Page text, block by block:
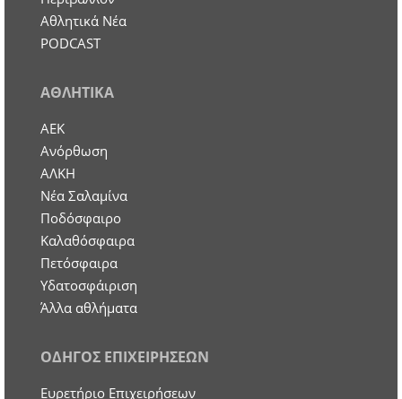
Αθλητικά Νέα
PODCAST
ΑΘΛΗΤΙΚΑ
ΑΕΚ
Ανόρθωση
ΑΛΚΗ
Νέα Σαλαμίνα
Ποδόσφαιρο
Καλαθόσφαιρα
Πετόσφαιρα
Υδατοσφάιριση
Άλλα αθλήματα
ΟΔΗΓΟΣ ΕΠΙΧΕΙΡΗΣΕΩΝ
Ευρετήριο Επιχειρήσεων